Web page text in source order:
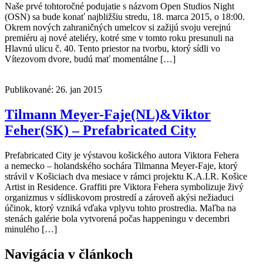
Naše prvé tohtoročné podujatie s názvom Open Studios Night
(OSN) sa bude konať najbližšiu stredu, 18. marca 2015, o 18:00.
Okrem nových zahraničných umelcov si zažijú svoju verejnú
premiéru aj nové ateliéry, kotré sme v tomto roku presunuli na
Hlavnú ulicu č. 40. Tento priestor na tvorbu, ktorý sídli vo
Vítezovom dvore, budú mať momentálne […]
Publikované: 26. jan 2015
Tilmann Meyer-Faje(NL)&Viktor
Feher(SK) – Prefabricated City
Prefabricated City je výstavou košického autora Viktora Fehera
a nemecko – holandského sochára Tilmanna Meyer-Faje, ktorý
strávil v Košiciach dva mesiace v rámci projektu K.A.I.R. Košice
Artist in Residence. Graffiti pre Viktora Fehera symbolizuje živý
organizmus v sídliskovom prostredí a zároveň akýsi nežiaduci
účinok, ktorý vzniká vďaka vplyvu tohto prostredia. Maľba na
stenách galérie bola vytvorená počas happeningu v decembri
minulého […]
Navigácia v článkoch